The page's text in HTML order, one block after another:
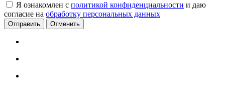
Я ознакомлен с политикой конфиденциальности и даю
согласие на обработку персональных данных
Отменить